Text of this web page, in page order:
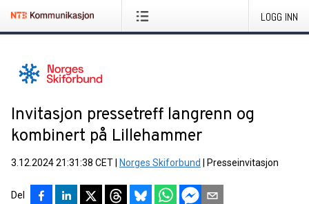
LOGG INN
Invitasjon pressetreff langrenn og
kombinert på Lillehammer
3.12.2024 21:31:38 CET Norges Skiforbund Presseinvitasjon
Del